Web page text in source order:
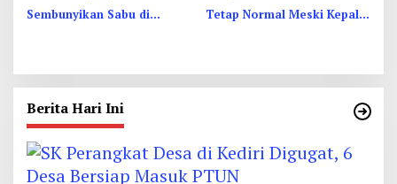
Sembunyikan Sabu di
Tetap Normal Meski Kepala
Berita Hari Ini